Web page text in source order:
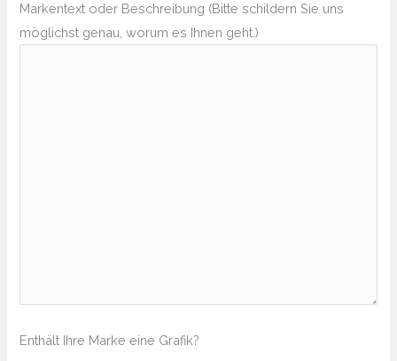
Markentext oder Beschreibung (Bitte schildern Sie uns
möglichst genau, worum es Ihnen geht.)
Enthält Ihre Marke eine Grafik?